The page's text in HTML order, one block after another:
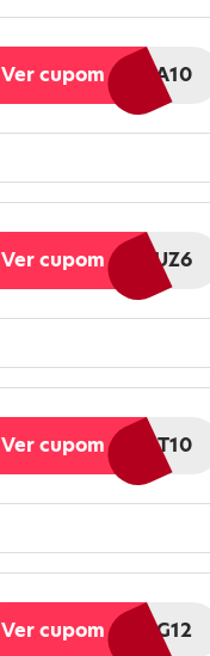
GELA10
Ver cupom
LGMELIUZ6
Ver cupom
BEST10
Ver cupom
FLUXOLG12
Ver cupom